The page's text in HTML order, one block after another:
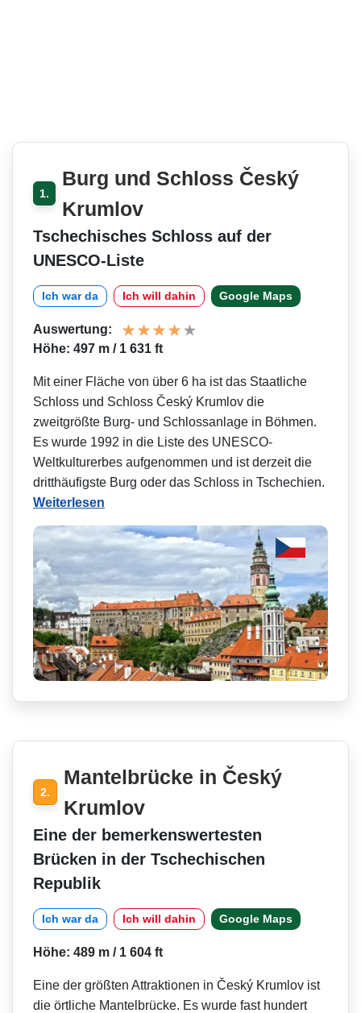
1.
Burg und Schloss Český
Krumlov
Tschechisches Schloss auf der
UNESCO-Liste
Ich war da Ich will dahin Google Maps
Auswertung:
Höhe: 497 m / 1 631 ft
Mit einer Fläche von über 6 ha ist das Staatliche
Schloss und Schloss Český Krumlov die
zweitgrößte Burg- und Schlossanlage in Böhmen.
Es wurde 1992 in die Liste des UNESCO-
Weltkulturerbes aufgenommen und ist derzeit die
dritthäufigste Burg oder das Schloss in Tschechien.
Weiterlesen
2.
Mantelbrücke in Český
Krumlov
Eine der bemerkenswertesten
Brücken in der Tschechischen
Republik
Ich war da Ich will dahin Google Maps
Höhe: 489 m / 1 604 ft
Eine der größten Attraktionen in Český Krumlov ist
die örtliche Mantelbrücke. Es wurde fast hundert